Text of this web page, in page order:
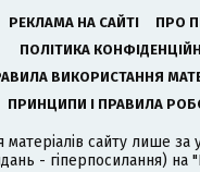
РЕКЛАМА НА САЙТІ
ПРО
ПОЛІТИКА
ВИКОРИСТАННЯ
ПРИНЦИПИ І ПРАВИЛА
матеріалів сайту лише за
- гіперпосилання) на